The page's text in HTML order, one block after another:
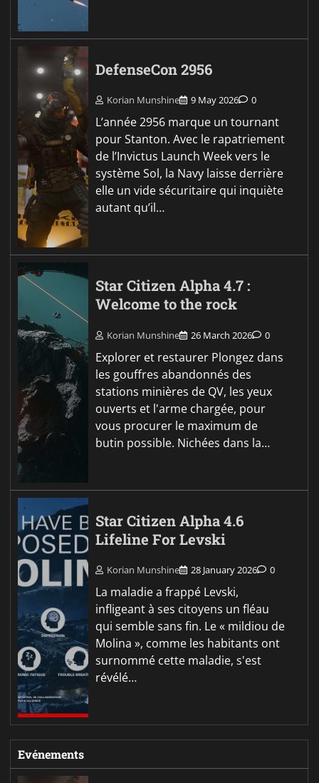
DefenseCon 2956
Korian Munshine 9 May 2026 0
L’année 2956 marque un tournant
pour Stanton. Avec le rapatriement
de l’Invictus Launch Week vers le
système Sol, la Navy laisse derrière
elle un vide sécuritaire qui inquiète
autant qu’il…
Star Citizen Alpha 4.7 :
Welcome to the rock
Korian Munshine 26 March 2026 0
Explorer et restaurer Plongez dans
les gouffres abandonnés des
stations minières de QV, les yeux
ouverts et l'arme chargée, pour
vous procurer le maximum de
butin possible. Nichées dans la…
Star Citizen Alpha 4.6
Lifeline For Levski
Korian Munshine 28 January 2026 0
La maladie a frappé Levski,
infligeant à ses citoyens un fléau
qui semble sans fin. Le « mildiou de
Molina », comme les habitants ont
surnommé cette maladie, s'est
révélé…
Evénements